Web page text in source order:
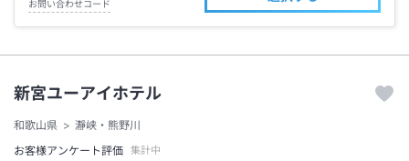
お問い合わせコード
新宮ユーアイホテル
和歌山県
瀞峡・熊野川
お客様アンケート評価
集計中